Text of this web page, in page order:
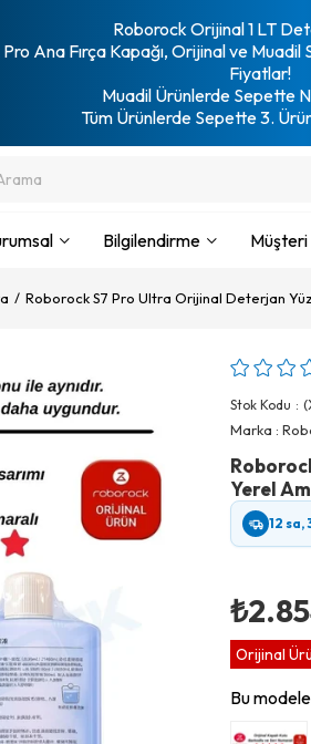
Roborock Orijinal 1 LT
Ana Fırça Kapağı, Orijinal ve
Fiyatlar!
Muadil Ürünlerde Sepette
Tüm Ürünlerde Sepette 3.
Bilgilendirme
Roborock S7 Pro Ultra Orijinal Deterjan
Stok Kodu
Marka :
Yerel
12 sa,
Orijinal
Bu